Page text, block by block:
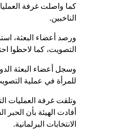
كما واصلت غرفة
الناخبين.
ورصد أعضاء البعثة،
التصويت، كما لاحظوا
وسجل أعضاء البعثة
للمرأة في عملية
وتلقت غرفة العمليات
أفادت الهيئة بأن الحبر
الانتخابات البرلمانية.